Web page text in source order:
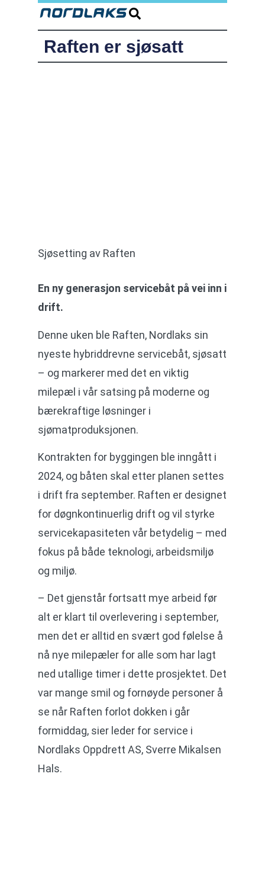
Raften er sjøsatt
Sjøsetting av Raften
En ny generasjon servicebåt på vei inn i
drift.
Denne uken ble Raften, Nordlaks sin
nyeste hybriddrevne servicebåt, sjøsatt
– og markerer med det en viktig
milepæl i vår satsing på moderne og
bærekraftige løsninger i
sjømatproduksjonen.
Kontrakten for byggingen ble inngått i
2024, og båten skal etter planen settes
i drift fra september. Raften er designet
for døgnkontinuerlig drift og vil styrke
servicekapasiteten vår betydelig – med
fokus på både teknologi, arbeidsmiljø
og miljø.
– Det gjenstår fortsatt mye arbeid før
alt er klart til overlevering i september,
men det er alltid en svært god følelse å
nå nye milepæler for alle som har lagt
ned utallige timer i dette prosjektet. Det
var mange smil og fornøyde personer å
se når Raften forlot dokken i går
formiddag, sier leder for service i
Nordlaks Oppdrett AS, Sverre Mikalsen
Hals.